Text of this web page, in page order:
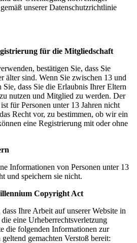
unserer Datenschutzrichtlinie
für die Mitgliedschaft
bestätigen Sie, dass Sie
älter sind. Wenn Sie zwischen 13 und
Sie, dass Sie die Erlaubnis Ihrer Eltern
nutzen und Mitglied zu werden. Der
für Personen unter 13 Jahren nicht
Recht vor, zu bestimmen, ob wir ein
eine Registrierung mit oder ohne
Informationen von Personen unter 13
und speichern sie nicht.
Copyright Act
Ihre Arbeit auf unserer Website in
eine Urheberrechtsverletzung
die folgenden Informationen zur
gemachten Verstoß bereit: